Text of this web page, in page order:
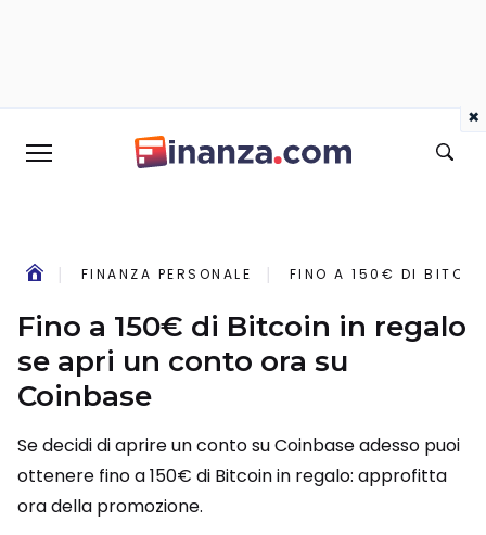
FINANZA PERSONALE FINO A 150€ DI
Fino a 150€ di Bitcoin in regalo
se apri un conto ora su
Coinbase
Se decidi di aprire un conto su Coinbase adesso puoi
ottenere fino a 150€ di Bitcoin in regalo: approfitta
ora della promozione.
×